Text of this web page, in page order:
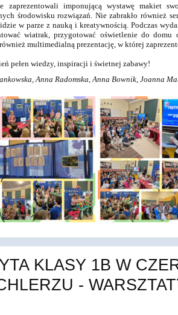
zaprezentowali imponującą wystawę makiet
środowisku rozwiązań. Nie zabrakło również
w parze z nauką i kreatywnością. Podczas
wiatrak, przygotować oświetlenie do domu
multimedialną prezentację, w której
pełen wiedzy, inspiracji i świetnej zabawy!
Anna Radomska, Anna Bownik, Joanna
KLASY 1B W
-